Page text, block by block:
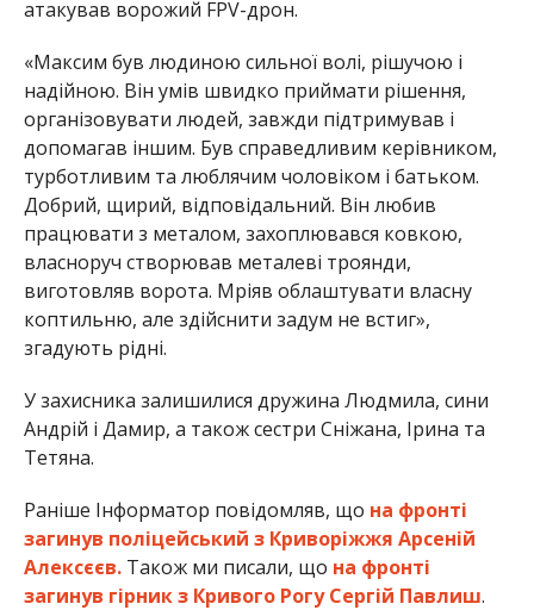
атакував ворожий FPV-дрон.
«Максим був людиною сильної волі, рішучою і
надійною. Він умів швидко приймати рішення,
організовувати людей, завжди підтримував і
допомагав іншим. Був справедливим керівником,
турботливим та люблячим чоловіком і батьком.
Добрий, щирий, відповідальний. Він любив
працювати з металом, захоплювався ковкою,
власноруч створював металеві троянди,
виготовляв ворота. Мріяв облаштувати власну
коптильню, але здійснити задум не встиг»,
згадують рідні.
У захисника залишилися дружина Людмила, сини
Андрій і Дамир, а також сестри Сніжана, Ірина та
Тетяна.
Раніше Інформатор повідомляв, що на фронті
загинув поліцейський з Криворіжжя Арсеній
Алексєєв. Також ми писали, що на фронті
загинув гірник з Кривого Рогу Сергій Павлиш.